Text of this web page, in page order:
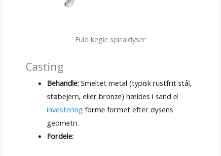
Fuld kegle spiraldyser
Casting
Behandle: Smeltet metal (typisk rustfrit stål,
støbejern, eller bronze) hældes i sand el
investering forme formet efter dysens
geometri.
Fordele: